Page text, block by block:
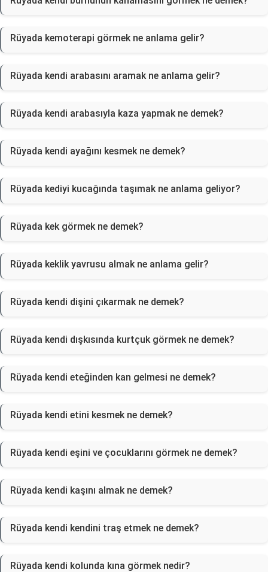
Rüyada kemoterapi görmek ne anlama gelir?
Rüyada kendi arabasını aramak ne anlama gelir?
Rüyada kendi arabasıyla kaza yapmak ne demek?
Rüyada kendi ayağını kesmek ne demek?
Rüyada kediyi kucağında taşımak ne anlama geliyor?
Rüyada kek görmek ne demek?
Rüyada keklik yavrusu almak ne anlama gelir?
Rüyada kendi dişini çıkarmak ne demek?
Rüyada kendi dışkısında kurtçuk görmek ne demek?
Rüyada kendi eteğinden kan gelmesi ne demek?
Rüyada kendi etini kesmek ne demek?
Rüyada kendi eşini ve çocuklarını görmek ne demek?
Rüyada kendi kaşını almak ne demek?
Rüyada kendi kendini traş etmek ne demek?
Rüyada kendi kolunda kına görmek nedir?